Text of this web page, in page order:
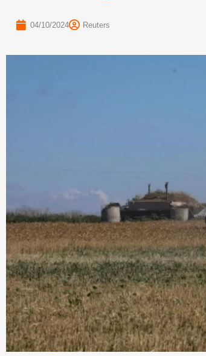
04/10/2024 Reuters